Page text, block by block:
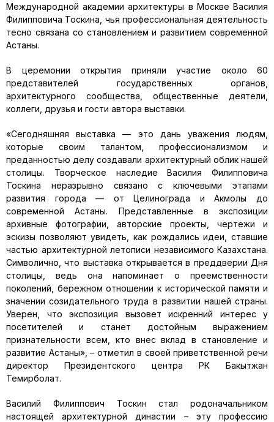
Международной академии архитектуры в Москве Василия
Филипповича Тоскина, чья профессиональная деятельность
тесно связана со становлением и развитием современной
Астаны.
В церемонии открытия приняли участие около 60
представителей государственных органов,
архитектурного сообщества, общественные деятели,
коллеги, друзья и гости автора выставки.
«Сегодняшняя выставка — это дань уважения людям,
которые своим талантом, профессионализмом и
преданностью делу создавали архитектурный облик нашей
столицы. Творческое наследие Василия Филипповича
Тоскина неразрывно связано с ключевыми этапами
развития города — от Целинограда и Акмолы до
современной Астаны. Представленные в экспозиции
архивные фотографии, авторские проекты, чертежи и
эскизы позволяют увидеть, как рождались идеи, ставшие
частью архитектурной летописи независимого Казахстана.
Символично, что выставка открывается в преддверии Дня
столицы, ведь она напоминает о преемственности
поколений, бережном отношении к исторической памяти и
значении созидательного труда в развитии нашей страны.
Уверен, что экспозиция вызовет искренний интерес у
посетителей и станет достойным выражением
признательности всем, кто внес вклад в становление и
развитие Астаны», – отметил в своей приветственной речи
директор Президентского центра РК Бакытжан
Темирболат.
Василий Филиппович Тоскин стал родоначальником
настоящей архитектурной династии – эту профессию